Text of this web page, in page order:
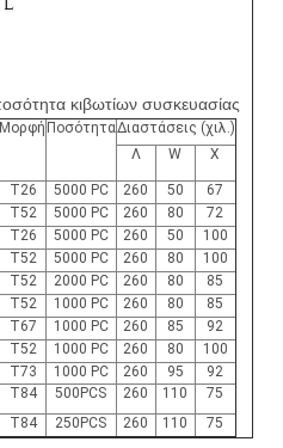
κιβωτίων συσκευασίας
Μορφή ΠοσότηταΔιαστάσεις (χιλ.)
Λ W Χ
T26 5000 PC 260 50
67
T52
5000 PC 260 80
72
T26 5000 PC 260 50
100
T52
5000 PC 260 80
100
T52 2000 PC 260 80
85
T52 1000 PC 260 80
85
T67
1000 PC 260 85
92
T52 1000 PC 260 80
100
T73
1000 PC 260 95
92
T84 500PCS 260 110
75
T84 250PCS 260 110 75